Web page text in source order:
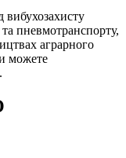
пневмотранспорту,
аграрного
можете